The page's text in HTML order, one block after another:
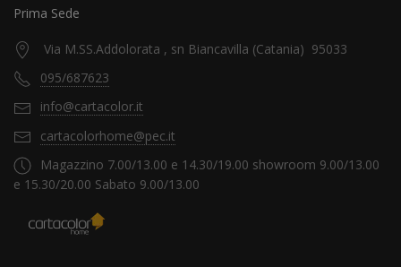
Prima Sede
Via M.SS.Addolorata , sn Biancavilla (Catania) 95033
095/687623
info@cartacolor.it
cartacolorhome@pec.it
Magazzino 7.00/13.00 e 14.30/19.00 showroom 9.00/13.00
e 15.30/20.00 Sabato 9.00/13.00